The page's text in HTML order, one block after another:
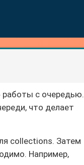
работы с очередью.
что делает
collections. Затем
Например,